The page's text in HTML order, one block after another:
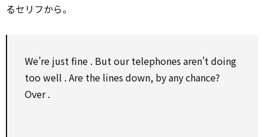
るセリフから。
We’re justfine . But our telephones aren’t doing
toowell . Are the lines down, byanychance?
Over.